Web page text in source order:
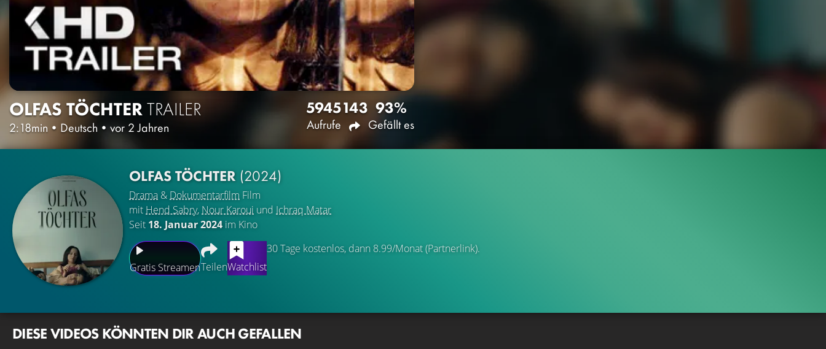
OLFAS TÖCHTERTRAILER
2:18min • Deutsch • vor 2 Jahren
5945
Aufrufe
143 93%
Gefällt es
OLFAS TÖCHTER (2024)
Drama & Dokumentarfilm Film
mit Hend Sabry, Nour Karoui und Ichraq Matar
Seit 18. Januar 2024 im Kino
Gratis StreamenTeilenWatchlist
30 Tage kostenlos, dann 8.99/Monat (Partnerlink).
DIESE VIDEOS KÖNNTEN DIR AUCH GEFALLEN